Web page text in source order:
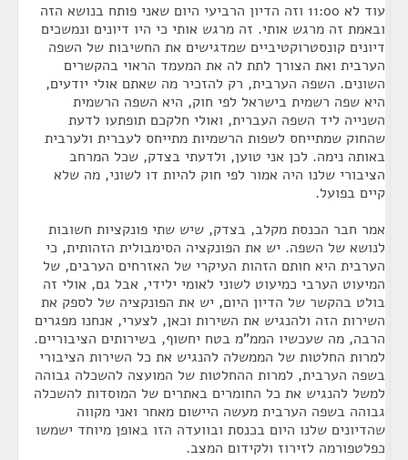
עוד לא 11:00 וזה הדיון הרביעי היום שאני פותח בנושא הזה
ובאמת זה מרגש אותי. זה מרגש אותי כי היו דיונים ונמשכים
דיונים קונסטרוקטיביים שמדגישים את החשיבות של השפה
הערבית ואת הצורך לתת לה את המעמד הראוי בהקשרים
השונים. השפה הערבית, רק להזכיר מה שאתם אולי יודעים,
היא שפה רשמית בישראל לפי חוק, היא השפה הרשמית
השנייה ליד השפה העברית, ואולי חלקכם תופתעו לדעת
שהחוק שמתייחס לשפות הרשמיות מתייחס לעברית ולערבית
באותה נימה. לכן אני טוען, ולדעתי בצדק, שכל המרחב
הציבורי שלנו היה אמור לפי חוק להיות דו לשוני, מה שלא
קיים בפועל.
אמר חבר הכנסת מקלב, בצדק, שיש שתי פונקציות חשובות
לנושא של השפה. יש את הפונקציה הסימבולית הזהותית, כי
הערבית היא חותם הזהות העיקרי של האזרחים הערבים, של
המיעוט הערבי כמיעוט לשוני לאומי ילידי, אבל גם, אולי זה
בולט בהקשר של הדיון היום, יש את הפונקציה של לספק את
השירות הזה ולהנגיש את השירות וכאן, לצערי, אנחנו מפגרים
הרבה, מה שעכשיו הממ"מ בטח יחשוף, בשירותים הציבוריים.
למרות החלטות של הממשלה להנגיש את כל השירות הציבורי
בשפה הערבית, למרות ההחלטות של המועצה להשכלה גבוהה
למשל להנגיש את כל החומרים באתרים של המוסדות להשכלה
גבוהה בשפה הערבית מעשה היישום מאחר ואני מקווה
שהדיונים שלנו היום בכנסת ובוועדה הזו באופן מיוחד ישמשו
כפלטפורמה לזירוז ולקידום המצב.